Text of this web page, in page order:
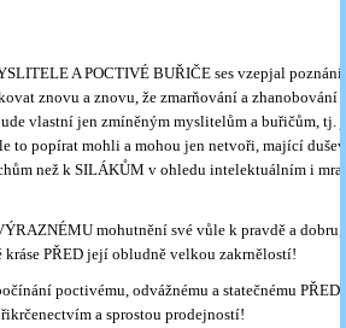
A POCTIVÉ BUŘIČE ses vzepjal
znovu a znovu, že zmarňování a zhanobování
vlastní jen zmíněným myslitelům a buřičům, tj.
to popírat mohli a mohou jen netvoři, mající
než k SILÁKŮM v ohledu intelektuálním i
mohutnění své vůle k pravdě a dobru,
kráse PŘED její obludně velkou zakrnělostí!
poctivému, odvážnému a statečnému PŘED
a sprostou prodejností!